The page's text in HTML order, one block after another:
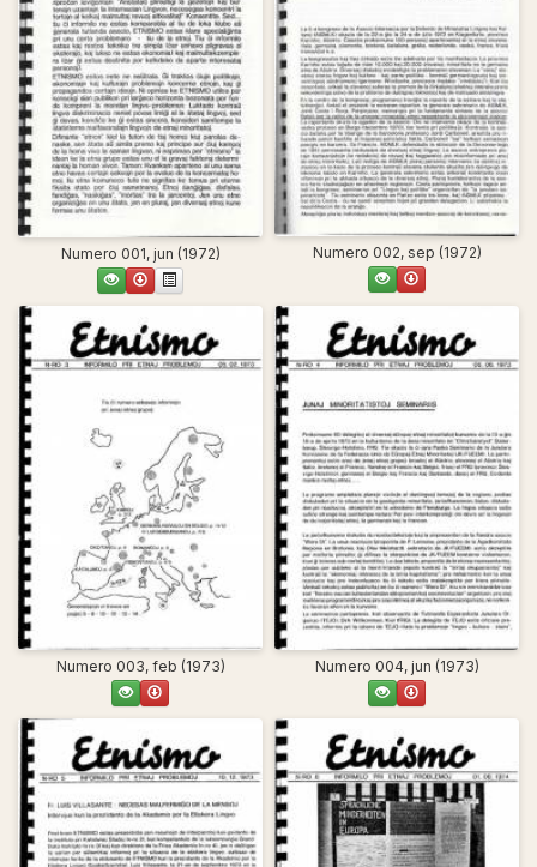
Numero 001, jun (1972) Numero 002, sep (1972)
Numero 003, feb (1973) Numero 004, jun (1973)